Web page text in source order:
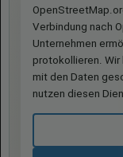
Verbindung nach
Unternehmen
protokollieren. Wir
mit den Daten
nutzen diesen